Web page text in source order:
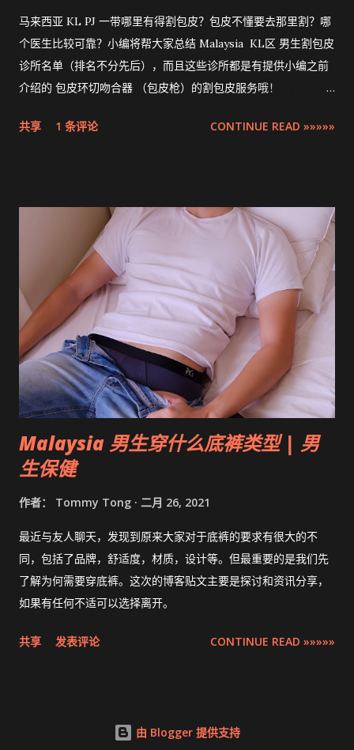
马来西亚 KL PJ 一带哪里有得割包皮？包皮不懂要去那里割？哪
个医生比较可靠？小编将帮大家总结 Malaysia KL区 男生割包皮
诊所名单（排名不分先后），而且这些诊所都是有提供小编之前
介绍的 包皮环切吻合器 （包皮枪）的割包皮服务哦！
Klang Valley 。
共享 1 条评论 CONTINUE READ »»»»»
Malaysia 男生穿什么底裤类型 | 男
生保健
作者： Tommy Tong 二月 26, 2021
最近与友人聊天，发现到原来大家对于底裤的要求有很大的不
同，包括了品牌，舒适度，材质，设计等。但最重要的是我们先
了解为何需要穿底裤。这次的博客贴文主要是探讨和资讯分享，
如果有任何不适可以选择离开。
共享 发表评论 CONTINUE READ »»»»»
由 Blogger 提供支持